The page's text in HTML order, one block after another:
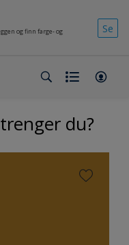
og finn farge- og
Se
du?